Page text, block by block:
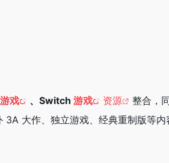
游戏 、Switch 游戏 资源
整合，
3A 大作、独立游戏、经典重制版等